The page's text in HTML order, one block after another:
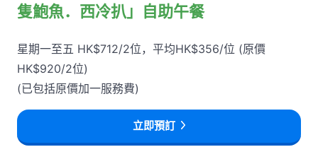
隻鮑魚．西冷扒」自助午餐
星期一至五 HK$712/2位，平均HK$356/位 (原價
HK$920/2位)
(已包括原價加一服務費)
立即預訂